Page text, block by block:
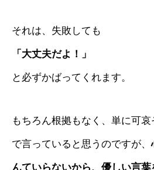
それは、失敗しても
「大丈夫だよ！」
と必ずかばってくれます。
もちろん根拠もなく、単に可
で言っていると思うのですが、
んていらないから、優しい言